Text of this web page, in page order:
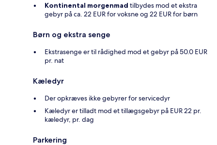
Kontinental morgenmad tilbydes mod et ekstra
gebyr på ca. 22 EUR for voksne og 22 EUR for børn
Børn og ekstra senge
Ekstrasenge er til rådighed mod et gebyr på 50.0 EUR
pr. nat
Kæledyr
Der opkræves ikke gebyrer for servicedyr
Kæledyr er tilladt mod et tillægsgebyr på EUR 22 pr.
kæledyr, pr. dag
Parkering